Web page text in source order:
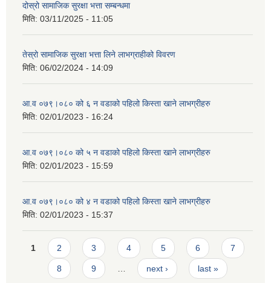
दोस्रो सामाजिक सुरक्षा भत्ता सम्बन्धमा
मिति: 03/11/2025 - 11:05
तेस्रो सामाजिक सुरक्षा भत्ता लिने लाभग्राहीको विवरण
मिति: 06/02/2024 - 14:09
आ.व ०७९।०८० को ६ न‌‍ वडाको पहिलो किस्ता खाने लाभग्रीहरु
मिति: 02/01/2023 - 16:24
आ.व ०७९।०८० को ५ न‌‍ वडाको पहिलो किस्ता खाने लाभग्रीहरु
मिति: 02/01/2023 - 15:59
आ.व ०७९।०८० को ४ न‌‍ वडाको पहिलो किस्ता खाने लाभग्रीहरु
मिति: 02/01/2023 - 15:37
Pages
1 2 3 4 5 6 7
8 9 next › last »